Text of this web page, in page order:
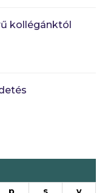
kollégánktól